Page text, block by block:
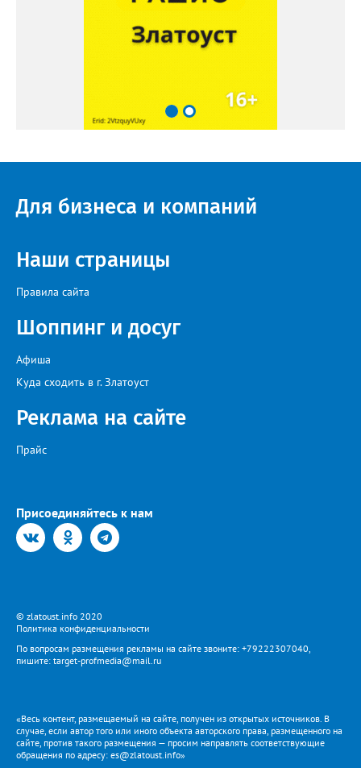
Для бизнеса и компаний
Наши страницы
Правила сайта
Шоппинг и досуг
Афиша
Куда сходить в г. Златоуст
Реклама на сайте
Прайс
Присоединяйтесь к нам
© zlatoust.info 2020
Политика конфиденциальности
По вопросам размещения рекламы на сайте звоните: +79222307040,
пишите: target-profmedia@mail.ru
«Весь контент, размещаемый на сайте, получен из открытых источников. В
случае, если автор того или иного объекта авторского права, размещенного на
сайте, против такого размещения — просим направлять соответствующие
обращения по адресу: es@zlatoust.info»